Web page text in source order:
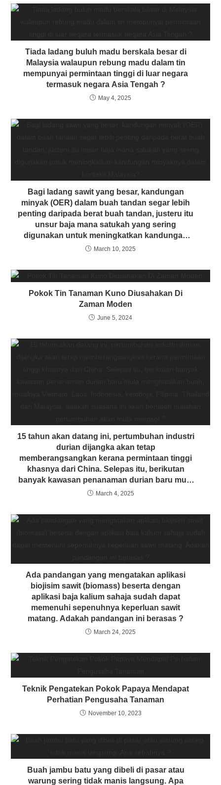
Tiada ladang buluh madu berskala besar di
Malaysia walaupun rebung madu dalam tin
mempunyai permintaan tinggi di luar negara
termasuk negara Asia Tengah ?
May 4, 2025
Bagi ladang sawit yang besar, kandungan
minyak (OER) dalam buah tandan segar lebih
penting daripada berat buah tandan, justeru itu
unsur baja mana satukah yang sering
digunakan untuk meningkatkan kandungan
minyaknya dalam konteks Malaysia?
March 10, 2025
Pokok Tin Tanaman Kuno Diusahakan Di
Zaman Moden
June 5, 2024
15 tahun akan datang ini, pertumbuhan industri
durian dijangka akan tetap
memberangsangkan kerana permintaan tinggi
khasnya dari China. Selepas itu, berikutan
banyak kawasan penanaman durian baru mula
menghasilkan buah, misalnya Vietnam, Laos,
Malaysia, adakah suasana ini akan berubah
March 4, 2025
Ada pandangan yang mengatakan aplikasi
biojisim sawit (biomass) beserta dengan
aplikasi baja kalium sahaja sudah dapat
memenuhi sepenuhnya keperluan sawit
matang. Adakah pandangan ini berasas ?
March 24, 2025
Teknik Pengatekan Pokok Papaya Mendapat
Perhatian Pengusaha Tanaman
November 10, 2023
Buah jambu batu yang dibeli di pasar atau
warung sering tidak manis langsung. Apa